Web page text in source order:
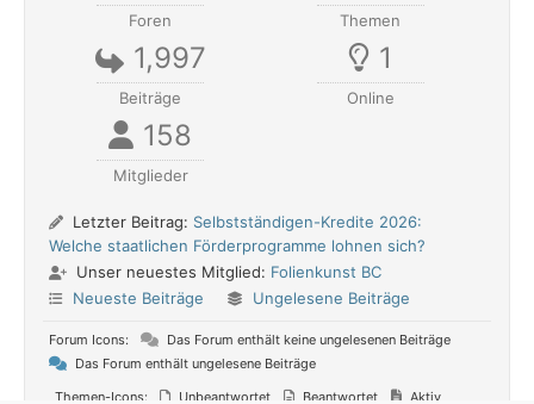
Foren Themen
1,997
Beiträge
1
Online
158
Mitglieder
Letzter Beitrag: Selbstständigen-Kredite 2026:
Welche staatlichen Förderprogramme lohnen sich?
Unser neuestes Mitglied: Folienkunst BC
Neueste Beiträge
Ungelesene Beiträge
Forum Icons:
Das Forum enthält keine ungelesenen Beiträge
Das Forum enthält ungelesene Beiträge
Themen-Icons:
Unbeantwortet Beantwortet Aktiv